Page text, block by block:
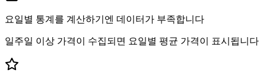
요일별 통계를 계산하기엔 데이터가 부족합니다
일주일 이상 가격이 수집되면 요일별 평균 가격이 표시됩니다